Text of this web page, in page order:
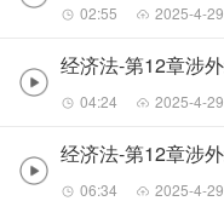
02:55 2025-4-29
04:24 2025-4-29
06:34 2025-4-29